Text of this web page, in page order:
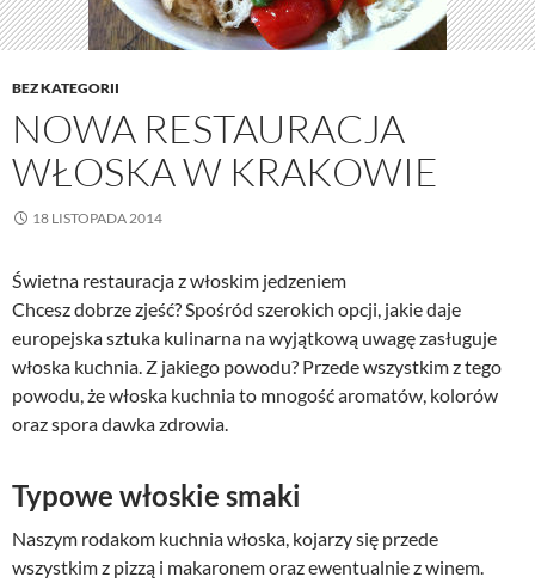
BEZ KATEGORII
NOWA RESTAURACJA
WŁOSKA W KRAKOWIE
18 LISTOPADA 2014
Świetna restauracja z włoskim jedzeniem
Chcesz dobrze zjeść? Spośród szerokich opcji, jakie daje
europejska sztuka kulinarna na wyjątkową uwagę zasługuje
włoska kuchnia. Z jakiego powodu? Przede wszystkim z tego
powodu, że włoska kuchnia to mnogość aromatów, kolorów
oraz spora dawka zdrowia.
Typowe włoskie smaki
Naszym rodakom kuchnia włoska, kojarzy się przede
wszystkim z pizzą i makaronem oraz ewentualnie z winem.